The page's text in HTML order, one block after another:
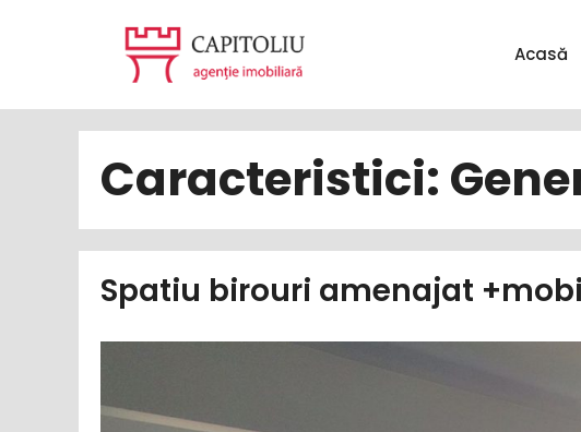
Acasă
Caracteristici:
Spatiu birouri amenajat